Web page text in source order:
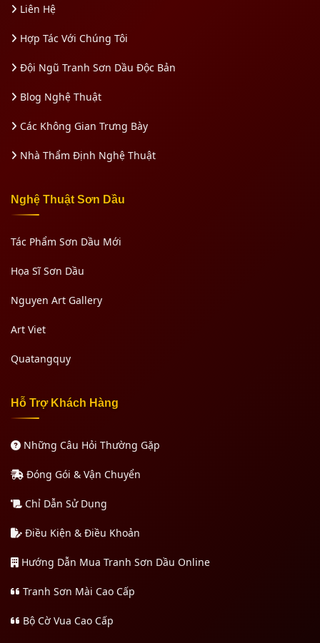
Liên Hệ
Hợp Tác Với Chúng Tôi
Đội Ngũ Tranh Sơn Dầu Độc Bản
Blog Nghệ Thuật
Các Không Gian Trưng Bày
Nhà Thẩm Định Nghệ Thuật
Nghệ Thuật Sơn Dầu
Tác Phẩm Sơn Dầu Mới
Họa Sĩ Sơn Dầu
Nguyen Art Gallery
Art Viet
Quatangquy
Hỗ Trợ Khách Hàng
Những Câu Hỏi Thường Gặp
Đóng Gói & Vận Chuyển
Chỉ Dẫn Sử Dụng
Điều Kiện & Điều Khoản
Hướng Dẫn Mua Tranh Sơn Dầu Online
Tranh Sơn Mài Cao Cấp
Bộ Cờ Vua Cao Cấp